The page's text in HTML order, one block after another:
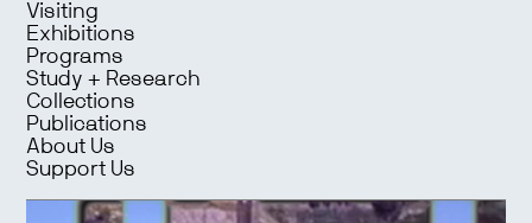
Visiting
Exhibitions
Programs
Study + Research
Collections
Publications
About Us
Support Us